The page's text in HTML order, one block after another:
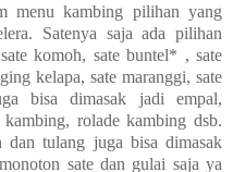
menu kambing pilihan yang
Satenya saja ada pilihan
komoh, sate buntel* , sate
kelapa, sate maranggi, sate
bisa dimasak jadi empal,
kambing, rolade kambing dsb.
dan tulang juga bisa dimasak
sate dan gulai saja ya